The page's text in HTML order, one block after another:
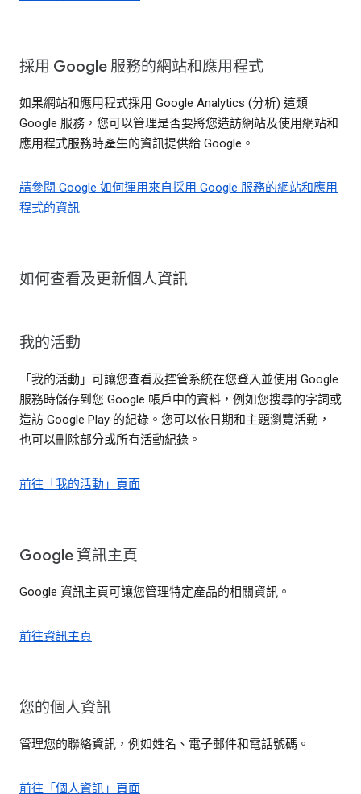
採用 Google 服務的網站和應用程式
如果網站和應用程式採用 Google Analytics (分析) 這類
Google 服務，您可以管理是否要將您造訪網站及使用網站和
應用程式服務時產生的資訊提供給 Google。
請參閱 Google 如何運用來自採用 Google 服務的網站和應用
程式的資訊
如何查看及更新個人資訊
我的活動
「我的活動」可讓您查看及控管系統在您登入並使用 Google
服務時儲存到您 Google 帳戶中的資料，例如您搜尋的字詞或
造訪 Google Play 的紀錄。您可以依日期和主題瀏覽活動，
也可以刪除部分或所有活動紀錄。
前往「我的活動」頁面
Google 資訊主頁
Google 資訊主頁可讓您管理特定產品的相關資訊。
前往資訊主頁
您的個人資訊
管理您的聯絡資訊，例如姓名、電子郵件和電話號碼。
前往「個人資訊」頁面